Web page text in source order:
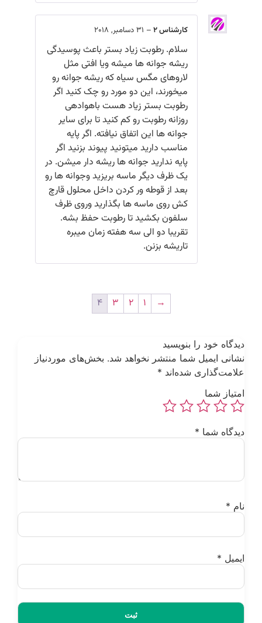
کارشناس 2 –31 دسامبر, 2018
سلام. رطوبت زیاد بستر باعث پوسیدگی
ریشه جوانه ها میشه ویا افتی مثل
لاروهای مگس سیاه که ریشه جوانه رو
میخورند، این دو مورد رو چک کنید اگر
رطوبت بستر زیاد هست باهوادهی
روزانه رطوبت رو کم کنید تا برای سایر
جوانه ها این اتفاق نیافته. اگر پایه
مناسب دارید میتونید پیوند بزنید اگر
پایه ندارید جوانه ها ریشه دار میشن. در
یک ظرف دیگر ماسه بریزید وجوانه ها رو
بعد از قوطه ور کردن داخل محلول قارچ
کش روی ماسه ها بگذارید وروی ظرف
سلفون بکشید تا رطوبت حفظ بشه.
تقریبا دو الی سه هفته زمان میبره
تاریشه بزنن.
1
3
4
خود را بنویسید
ایمیل شما منتشر نخواهد شد. بخش‌های موردنیاز
شده‌اند*
شما
شما *
*